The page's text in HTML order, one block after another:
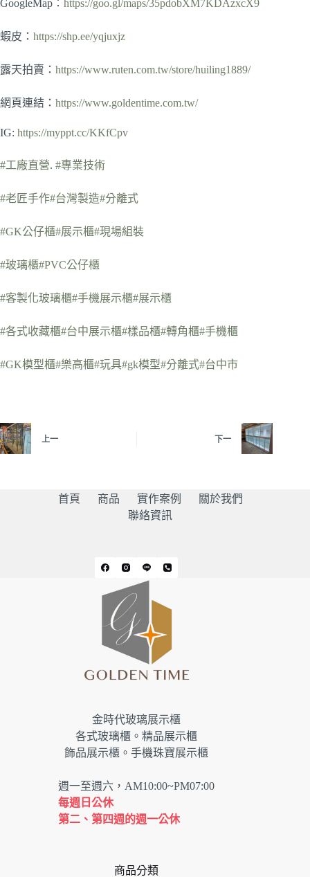
GoogleMap： https://goo.gl/maps/35pdobXM7KDAzxcX9
蝦皮： https://shp.ee/yqjuxjz
露天拍賣： https://www.ruten.com.tw/store/huiling1889/
網頁連結： https://www.goldentime.com.tw/
IG: https://myppt.cc/KKfCpv
#工廠直營. #專業技術
#老匠手作#台灣製造#分離式
#GK公仔櫃#展示櫃#現場組裝
#玻璃櫃#PVC公仔櫃
#客製化玻璃櫃#手機展示櫃#展示櫃
#各式收藏櫃#台中展示櫃#樣品櫃#轉角櫃#手機櫃
#GK模型櫃#樂高櫃#玩具#gk模型#分離式#台中市
上一 下一
首頁 商品 實作案例
關於我們
聯絡資訊
金時代玻璃展示櫃
各式玻璃櫃。精品展示櫃
飾品展示櫃。手機珠寶展示櫃
週一至週六，AM10:00~PM07:00
每週日公休
第二、第四週的週一公休
商品分類